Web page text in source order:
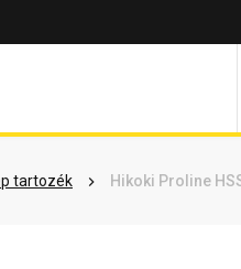
tartozék Hikoki Proline
Vásárlói vélemények